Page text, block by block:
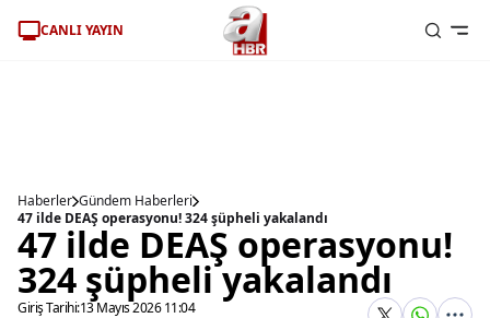
CANLI YAYIN
Haberler Gündem Haberleri
47 ilde DEAŞ operasyonu! 324 şüpheli yakalandı
47 ilde DEAŞ operasyonu!
324 şüpheli yakalandı
Giriş Tarihi:13 Mayıs 2026 11:04